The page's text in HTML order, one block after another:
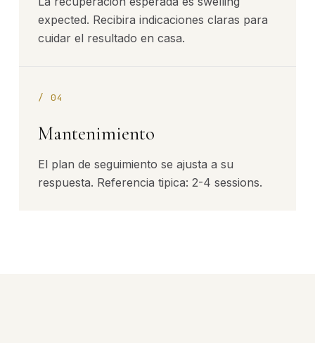
expected. Recibira indicaciones claras para
cuidar el resultado en casa.
/04
Mantenimiento
El plan de seguimiento se ajusta a su
respuesta. Referencia tipica: 2-4 sessions.